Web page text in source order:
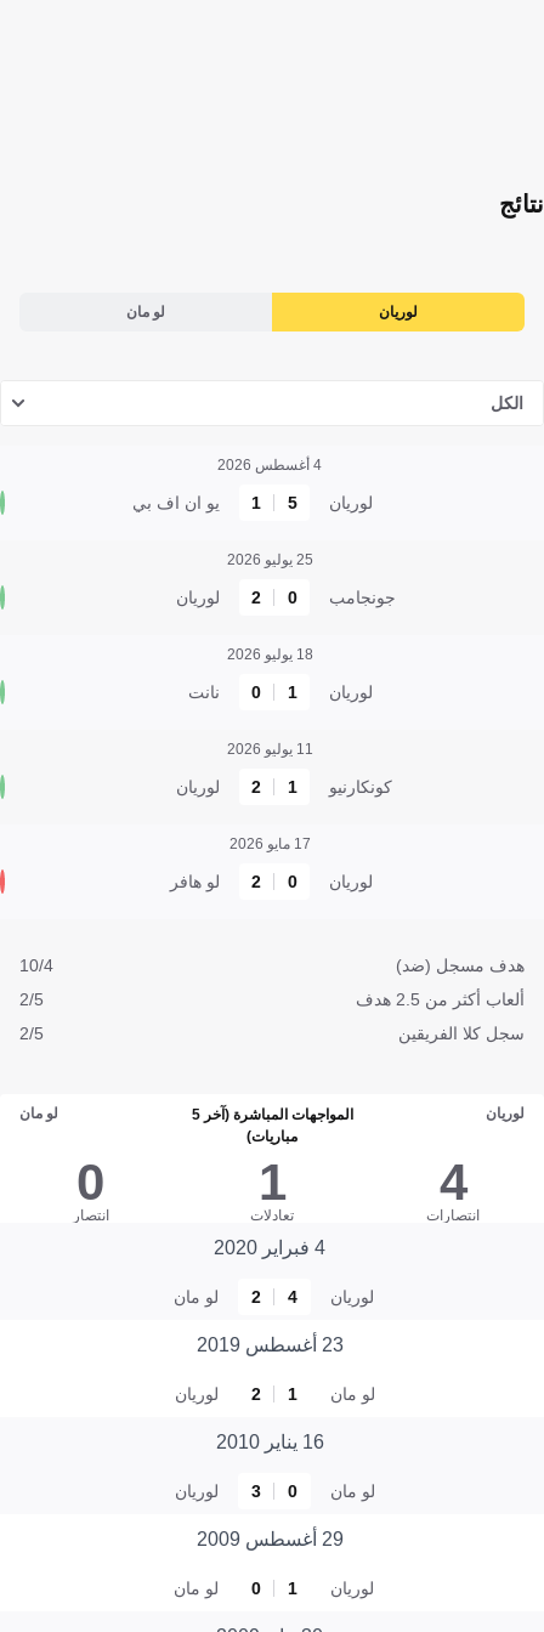
نتائج
لوريان لو مان
الكل
4 أغسطس 2026
لوريان 5
1 يو ان اف بي
25 يوليو 2026
جونجامب 0
2 لوريان
18 يوليو 2026
لوريان 1
0 نانت
11 يوليو 2026
كونكارنيو 1
2 لوريان
17 مايو 2026
لوريان 0
2 لو هافر
هدف مسجل (ضد)
10/4
ألعاب أكثر من 2.5 هدف
2/5
سجل كلا الفريقين
2/5
لوريان
المواجهات المباشرة (آخر 5
مباريات)
لو مان
4
انتصارات
1
تعادلات
0
انتصار
4 فبراير 2020
لوريان 4
2 لو مان
23 أغسطس 2019
لو مان 1
2 لوريان
16 يناير 2010
لو مان 0
3 لوريان
29 أغسطس 2009
لوريان 1
0 لو مان